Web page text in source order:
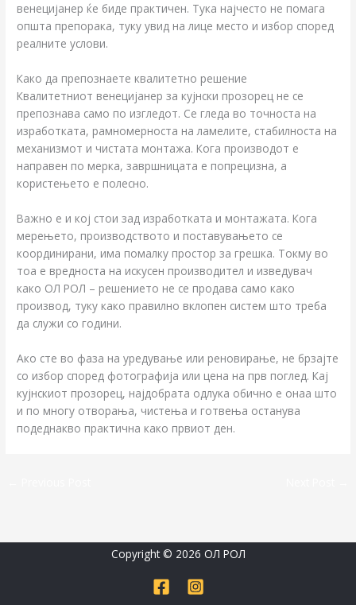
венецијанер ќе биде практичен. Тука најчесто не помага
општа препорака, туку увид на лице место и избор според
реалните услови.
Како да препознаете квалитетно решение
Квалитетниот венецијанер за кујнски прозорец не се
препознава само по изгледот. Се гледа во точноста на
изработката, рамномерноста на ламелите, стабилноста на
механизмот и чистата монтажа. Кога производот е
направен по мерка, завршницата е попрецизна, а
користењето е полесно.
Важно е и кој стои зад изработката и монтажата. Кога
мерењето, производството и поставувањето се
координирани, има помалку простор за грешка. Токму во
тоа е вредноста на искусен производител и изведувач
како ОЛ РОЛ – решението не се продава само како
производ, туку како правилно вклопен систем што треба
да служи со години.
Ако сте во фаза на уредување или реновирање, не брзајте
со избор според фотографија или цена на прв поглед. Кај
кујнскиот прозорец, најдобрата одлука обично е онаа што
и по многу отворања, чистења и готвења останува
подеднакво практична како првиот ден.
Copyright © 2026 ОЛ РОЛ